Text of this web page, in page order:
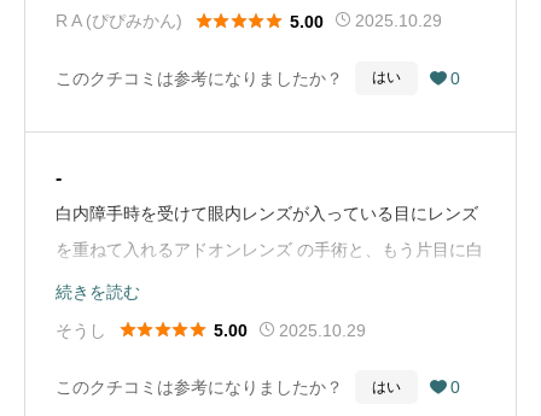
葉を聞いて、老眼に対応するものがあるのかな？と検査
の眼科に来院したきっかけです。が…急に白内障の手
視が強かったらしく、そういう人に …（Google Mapか
R A (ぴぴみかん)
 5.00 2025.10.29
このクチコミは参考になりましたか？ はい  0
-
白内障手時を受けて眼内レンズが入っている目にレンズ
を重ねて入れるアドオンレンズ の手術と、もう片目に白
内障手時を受けました。強度近視があり、生活に苦労し
ており何とかしたいと思っていました。アドオンレンズ
を見つけました。そして、院長先生に手術をしていただ
続きを読む
そうし
 5.00 2025.10.29
このクチコミは参考になりましたか？ はい  0